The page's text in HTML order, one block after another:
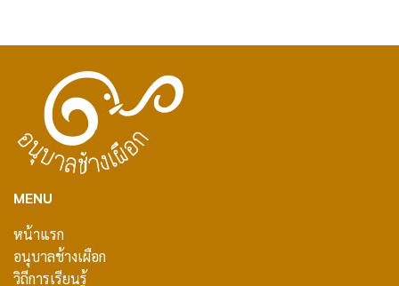
MENU
หน้าแรก
อนุบาลช้างเผือก
วิถีการเรียนรู้